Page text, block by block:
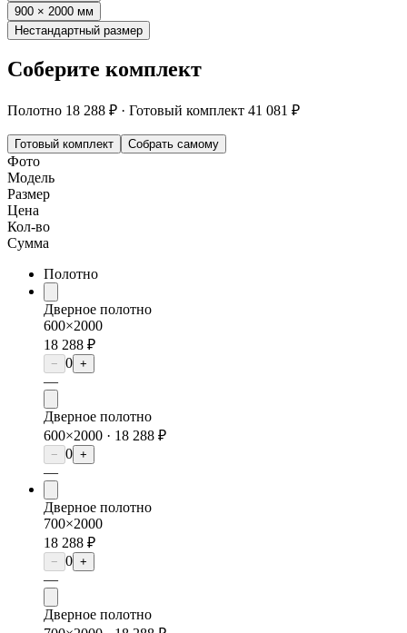
900 × 2000 мм
Нестандартный размер
Соберите комплект
Полотно 18 288 ₽ · Готовый комплект 41 081 ₽
Готовый комплект Собрать самому
Фото
Модель
Размер
Цена
Кол-во
Сумма
Полотно
Дверное полотно
600×2000
18 288 ₽
− 0 +
—
Дверное полотно
600×2000 · 18 288 ₽
− 0 +
—
Дверное полотно
700×2000
18 288 ₽
− 0 +
—
Дверное полотно